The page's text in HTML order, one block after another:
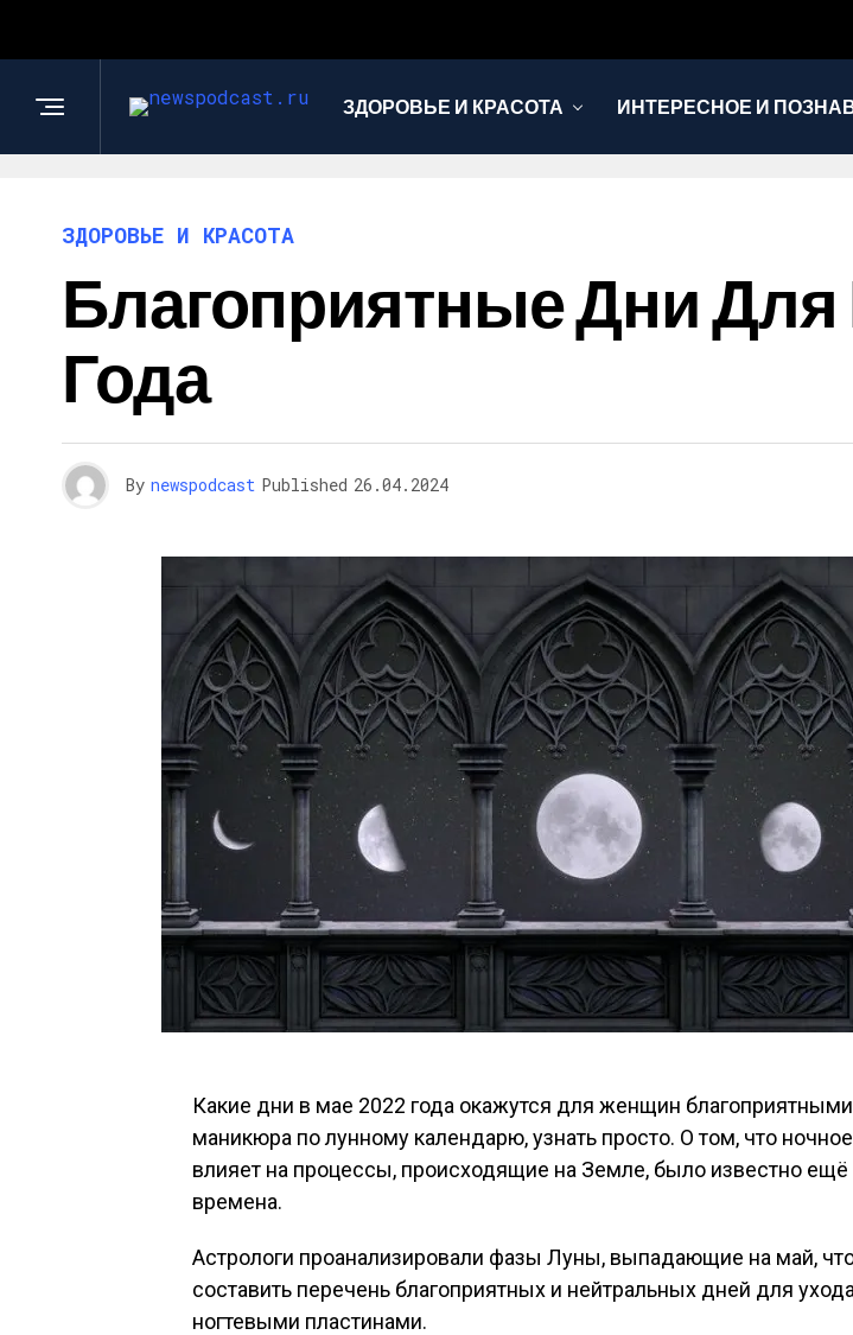
ЗДОРОВЬЕ И КРАСОТА ИНТЕРЕСНОЕ И
ЗДОРОВЬЕ И КРАСОТА
Благоприятные Дни
Года
By newspodcast Published 26.04.2024
Какие дни в мае 2022 года окажутся для женщин
маникюра по лунному календарю, узнать просто. О том, что
влияет на процессы, происходящие на Земле, было известно
времена.
Астрологи проанализировали фазы Луны, выпадающие на май,
составить перечень благоприятных и нейтральных дней для
ногтевыми пластинами.